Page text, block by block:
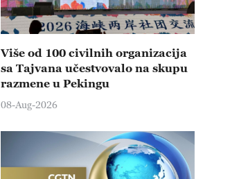
Više od 100 civilnih organizacija
sa Tajvana učestvovalo na skupu
razmene u Pekingu
08-Aug-2026